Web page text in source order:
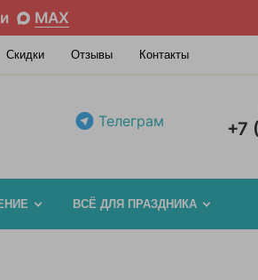
и MAX
Скидки Отзывы Контакты
Телеграм +7
ВСЁ ДЛЯ ПРАЗДНИКА